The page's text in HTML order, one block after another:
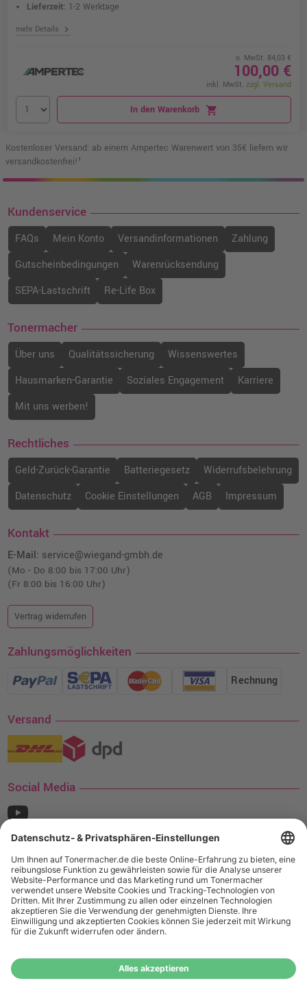
Lieferzeit: 1-2 Werktage
mehr Details chevron_right
o. MwSt. 84,03 €
100,00 €
inkl. MwSt. zzgl. Versand
In den Warenkorb shopping_cart
Kostenloser Versand: ab einem Ampertec Warenwert von 35€ liefern wir
versandkostenfrei!¹
Kundenservice
FAQs Mein Konto Versandinformationen
Zahlung
Gutscheinbedingungen
Warenrücksendung
SEPA-Lastschrift
Re-Life Box
Tonermacher
Über uns Qualitätssicherung
Wissenswertes
Hausmarken-Garantie
Soziales Engagement
Karriere
Mit uns werben!
Rechtliches
Geld-Zurück-Garantie Batteriegesetz
Widerrufsbelehrung
Datenschutz
Cookie Einstellungen AGB Impressum
Kontakt
E-Mail: service@wiegand-gmbh.de
(Mo - Do 8:00 bis 17:00 Uhr)
(Fr 8:00 bis 16:00 Uhr)
Vertrag widerrufen
Zahlungsmöglichkeiten
Rechnung
Versand
Social Media
¹ Nur gültig für den Versand innerhalb Deutschlands. Befindet sich ein Warenwert
von mindestens 35€ (inkl. Mwst.) an Ampertec Artikeln in Ihrem Warenkorb, ist der
Versand für Sie kostenfrei.